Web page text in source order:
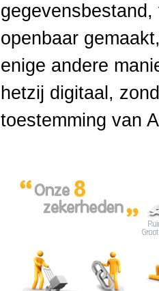
openbaar
enige andere
hetzij digitaal,
toestemming van